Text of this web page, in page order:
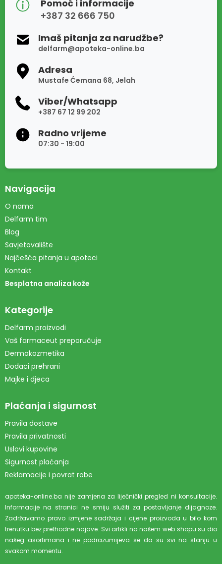
Pomoć i informacije
+387 32 666 750
Imaš pitanja za narudžbe?
delfarm@apoteka-online.ba
Adresa
Mustafe Ćemana 68, Jelah
Viber/Whatsapp
+387 67 12 99 202
Radno vrijeme
07:30 - 19:00
Navigacija
O nama
Delfarm tim
Blog
Savjetovalište
Najčešća pitanja u apoteci
Kontakt
Besplatna analiza kože
Kategorije
Delfarm proizvodi
Vaš farmaceut preporučuje
Dermokozmetika
Dodaci prehrani
Majke i djeca
Plaćanja i sigurnost
Pravila dostave
Pravila privatnosti
Uslovi kupovine
Sigurnost plaćanja
Reklamacije i povrat robe
apoteka-online.ba nije zamjena za liječnički pregled ni konsultacije.
Informacije na stranici ne smiju služiti za postavljanje dijagnoze.
Zadržavamo pravo izmjene sadržaja i cijene proizvoda u bilo kom
trenutku bez prethodne najave. Svi artikli na našem web shopu su dio
našeg asortimana i ne podrazumijeva se da su svi na stanju u
svakom momentu.